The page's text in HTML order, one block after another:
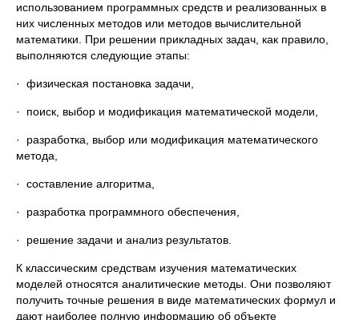
использованием программных средств и реализованных в
них численных методов или методов вычислительной
математики. При решении прикладных задач, как правило,
выполняются следующие этапы:
· физическая постановка задачи,
· поиск, выбор и модификация математической модели,
· разработка, выбор или модификация математического
метода,
· составление алгоритма,
· разработка программного обеспечения,
· решение задачи и анализ результатов.
К классическим средствам изучения математических
моделей относятся аналитические методы. Они позволяют
получить точные решения в виде математических формул и
дают наиболее полную информацию об объекте